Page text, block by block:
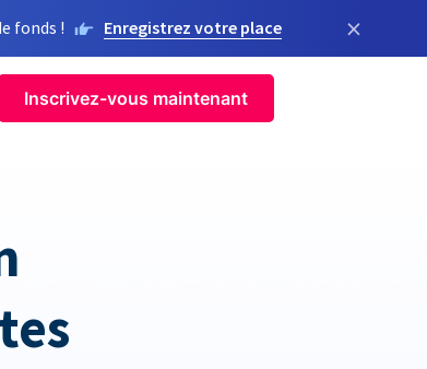
fonds ! Enregistrez votre place ×
Inscrivez-vous maintenant